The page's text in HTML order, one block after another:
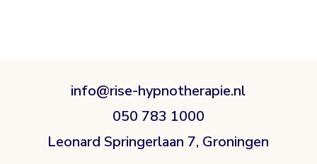
info@rise-hypnotherapie.nl
050 783 1000
Leonard Springerlaan 7, Groningen